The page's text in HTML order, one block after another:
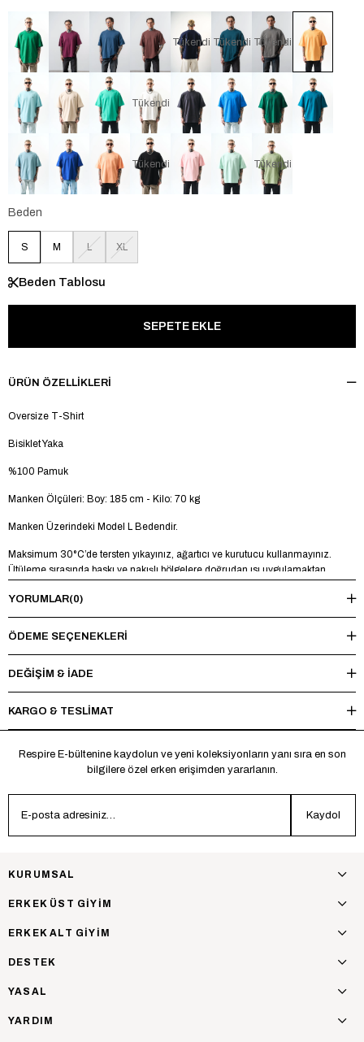
Tükendi Tükendi Tükendi
Tükendi
Tükendi Tükendi
Beden
S M L XL
Beden Tablosu
ÜRÜN ÖZELLIKLERI
Oversize T-Shirt
Bisiklet Yaka
%100 Pamuk
Manken Ölçüleri: Boy: 185 cm - Kilo: 70 kg
Manken Üzerindeki Model L Bedendir.
Maksimum 30°C’de tersten yıkayınız, ağartıcı ve kurutucu kullanmayınız.
Ütüleme sırasında baskı ve nakışlı bölgelere doğrudan ısı uygulamaktan
YORUMLAR(0)
ÖDEME SEÇENEKLERI
DEĞİŞİM & İADE
KARGO & TESLİMAT
Respire E-bültenine kaydolun ve yeni koleksiyonların yanı sıra en son
bilgilere özel erken erişimden yararlanın.
Kaydol
KURUMSAL
ERKEK ÜST GİYİM
ERKEK ALT GİYİM
DESTEK
YASAL
YARDIM